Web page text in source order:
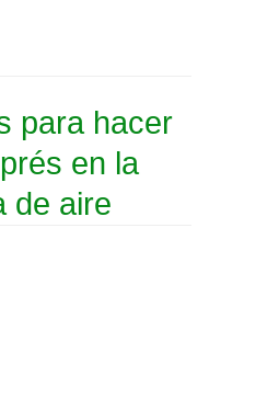
para hacer
en la
de aire